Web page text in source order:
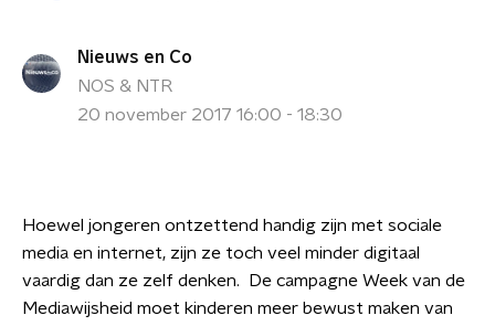
Nieuws en Co
NOS & NTR
20 november 2017 16:00 - 18:30
Hoewel jongeren ontzettend handig zijn met sociale
media en internet, zijn ze toch veel minder digitaal
vaardig dan ze zelf denken. De campagne Week van de
Mediawijsheid moet kinderen meer bewust maken van